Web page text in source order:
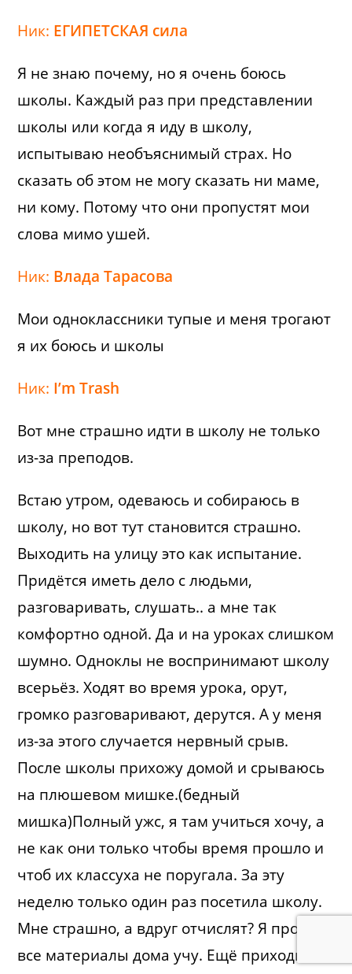
Ник: ЕГИПЕТСКАЯ сила
Я не знаю почему, но я очень боюсь
школы. Каждый раз при представлении
школы или когда я иду в школу,
испытываю необъяснимый страх. Но
сказать об этом не могу сказать ни маме,
ни кому. Потому что они пропустят мои
слова мимо ушей.
Ник: Влада Тарасова
Мои одноклассники тупые и меня трогают
я их боюсь и школы
Ник: I’m Trash
Вот мне страшно идти в школу не только
из-за преподов.
Встаю утром, одеваюсь и собираюсь в
школу, но вот тут становится страшно.
Выходить на улицу это как испытание.
Придётся иметь дело с людьми,
разговаривать, слушать.. а мне так
комфортно одной. Да и на уроках слишком
шумно. Одноклы не воспринимают школу
всерьёз. Ходят во время урока, орут,
громко разговаривают, дерутся. А у меня
из-за этого случается нервный срыв.
После школы прихожу домой и срываюсь
на плюшевом мишке.(бедный
мишка)Полный ужс, я там учиться хочу, а
не как они только чтобы время прошло и
чтоб их классуха не поругала. За эту
неделю только один раз посетила школу.
Мне страшно, а вдруг отчислят? Я просто
все материалы дома учу. Ещё приходится